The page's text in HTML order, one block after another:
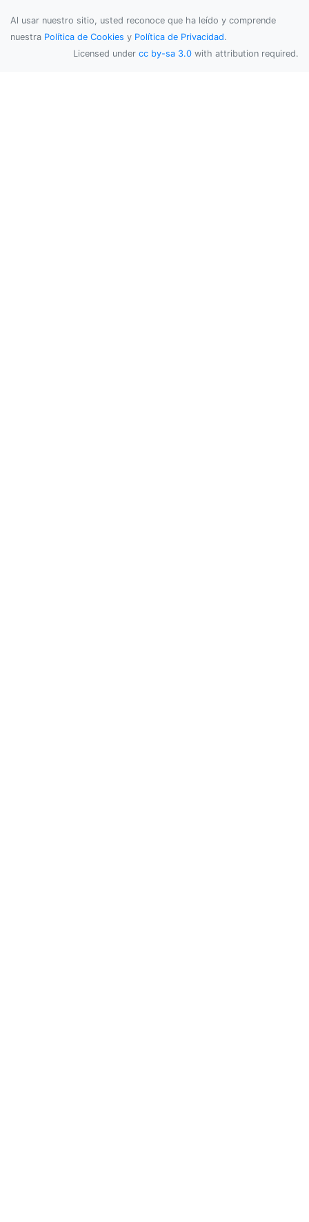
Al usar nuestro sitio, usted reconoce que ha leído y comprende
nuestra Política de Cookies y Política de Privacidad.
Licensed under cc by-sa 3.0 with attribution required.